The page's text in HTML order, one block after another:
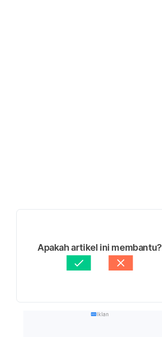
Apakah artikel ini membantu?
Iklan